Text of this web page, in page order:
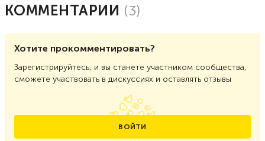
КОММЕНТАРИИ (3)
Хотите прокомментировать?
Зарегистрируйтесь, и вы станете участником сообщества,
сможете участвовать в дискуссиях и оставлять отзывы
ВОЙТИ